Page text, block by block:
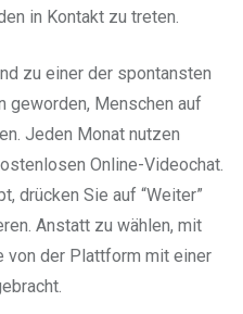
in Kontakt zu treten.
zu einer der spontansten
geworden, Menschen auf
Jeden Monat nutzen
Online-Videochat.
drücken Sie auf “Weiter”
Anstatt zu wählen, mit
von der Plattform mit einer